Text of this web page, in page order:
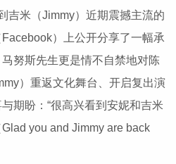
吉米（Jimmy）近期震撼主流的
）上公开分享了一幅承
努斯先生更是情不自禁地对陈
）重返文化舞台、开启复出演
期盼：“很高兴看到安妮和吉米
you and Jimmy are back